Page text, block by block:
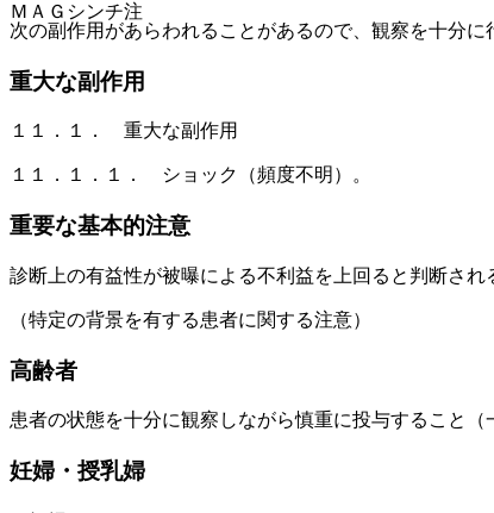
ＭＡＧシンチ注
次の副作用があらわれることがあるので、観察を十分
重大な副作用
１１．１． 重大な副作用
１１．１．１． ショック（頻度不明）。
重要な基本的注意
診断上の有益性が被曝による不利益を上回ると判断さ
（特定の背景を有する患者に関する注意）
高齢者
患者の状態を十分に観察しながら慎重に投与すること（
妊婦・授乳婦